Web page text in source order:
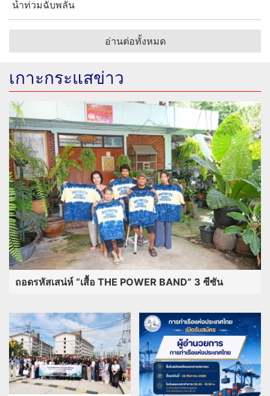
น้ำท่วมฉับพลัน
อ่านต่อทั้งหมด
เกาะกระแสข่าว
ถอดรหัสเสน่ห์ “เสื้อ THE POWER BAND” 3 ซีซัน